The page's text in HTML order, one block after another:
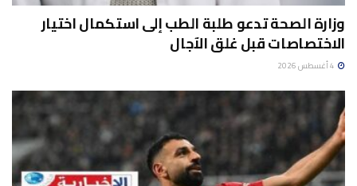
وزارة الصحة تدعو طلبة الطب إلى استكمال اختيار
الاختصاصات قبل غلق الآجال